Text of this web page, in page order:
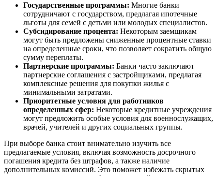
Государственные программы: Многие банки
сотрудничают с государством, предлагая ипотечные
льготы для семей с детьми или молодых специалистов.
Субсидирование процента: Некоторым заемщикам
могут быть предложены сниженные процентные ставки
на определенные сроки, что позволяет сократить общую
сумму переплаты.
Партнерские программы: Банки часто заключают
партнерские соглашения с застройщиками, предлагая
комплексные решения для покупки жилья с
минимальными затратами.
Приоритетные условия для работников
определенных сфер: Некоторые кредитные учреждения
могут предложить особые условия для военнослужащих,
врачей, учителей и других социальных группы.
При выборе банка стоит внимательно изучить все
предлагаемые условия, включая возможность досрочного
погашения кредита без штрафов, а также наличие
дополнительных комиссий. Это поможет избежать скрытых